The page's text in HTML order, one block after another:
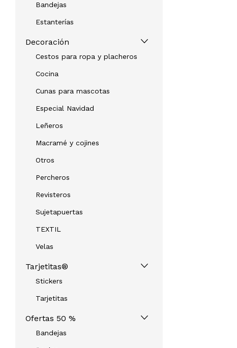
Bandejas
Estanterías
Decoración
Cestos para ropa y placheros
Cocina
Cunas para mascotas
Especial Navidad
Leñeros
Macramé y cojines
Otros
Percheros
Revisteros
Sujetapuertas
TEXTIL
Velas
Tarjetitas®
Stickers
Tarjetitas
Ofertas 50 %
Bandejas